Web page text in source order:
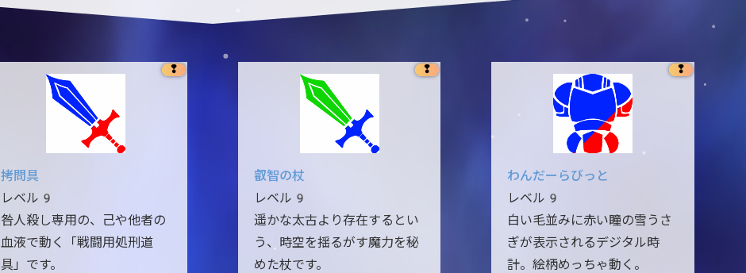
❢
拷問具
レベル9
咎人殺し専用の、己や他者の
血液で動く「戦闘用処刑道
具」です。
❢
叡智の杖
レベル9
遥かな太古より存在するとい
う、時空を揺るがす魔力を秘
めた杖です。
❢
わんだーらびっと
レベル9
白い毛並みに赤い瞳の雪うさ
ぎが表示されるデジタル時
計。絵柄めっちゃ動く。